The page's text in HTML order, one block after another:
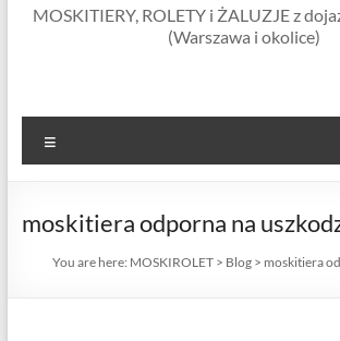
okienne |
ramkowe i
drzwiowe
MOSKITIERY, ROLETY i ŻALUZJE z
(Warszawa i okolice)
moskitiera odporna na
You are here: MOSKIROLET > Blog > moskitiera